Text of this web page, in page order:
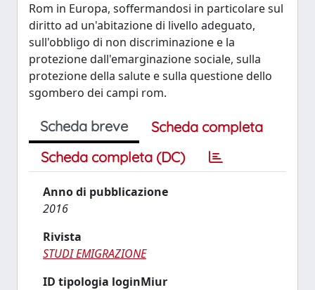
Rom in Europa, soffermandosi in particolare sul
diritto ad un'abitazione di livello adeguato,
sull'obbligo di non discriminazione e la
protezione dall'emarginazione sociale, sulla
protezione della salute e sulla questione dello
sgombero dei campi rom.
Scheda breve
Scheda completa
Scheda completa (DC)
Anno di pubblicazione
2016
Rivista
STUDI EMIGRAZIONE
ID tipologia loginMiur